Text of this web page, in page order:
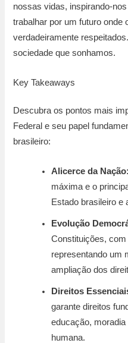
nossas vidas, inspirando-
trabalhar por um futuro onde
verdadeiramente
sociedade que sonhamos.
Key Takeaways
Descubra os pontos mais
Federal e seu papel
brasileiro:
Alicerce da Nação:
máxima e o
Estado brasileiro e
Evolução
Constituições, com
representando um
ampliação dos
Direitos
garante direitos
educação, moradia
humana.